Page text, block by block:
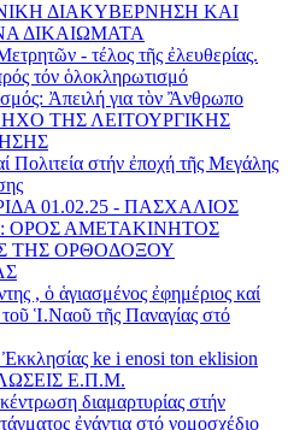
ΔΙΑΚΥΒΕΡΝΗΣΗ ΚΑΙ
ΔΙΚΑΙΩΜΑΤΑ
- τέλος τῆς ἐλευθερίας.
τόν ὁλοκληρωτισμό
Ἀπειλή για τὸν Ἂνθρωπο
ΤΗΣ ΛΕΙΤΟΥΡΓΙΚΗΣ
Πολιτεία στήν ἐποχή τῆς Μεγάλης
01.02.25 - ΠΑΣΧΑΛΙΟΣ
ΟΡΟΣ ΑΜΕΤΑΚΙΝΗΤΟΣ
ΤΗΣ ΟΡΘΟΔΟΞΟΥ
, ὁ ἁγιασμένος ἐφημέριος καί
τοῦ Ἱ.Ναοῦ τῆς Παναγίας στό
Ἐκκλησίας ke i enosi ton eklision
Ε.Π.Μ.
διαμαρτυρίας στήν
ἐνάντια στό νομοσχέδιο